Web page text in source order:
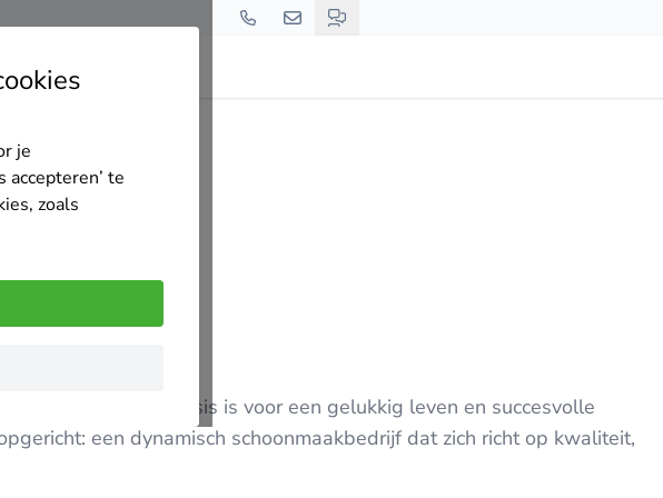
je
accepteren’ te
zoals
omgeving de basis is voor een gelukkig leven en succesvolle
een dynamisch schoonmaakbedrijf dat zich richt op kwaliteit,